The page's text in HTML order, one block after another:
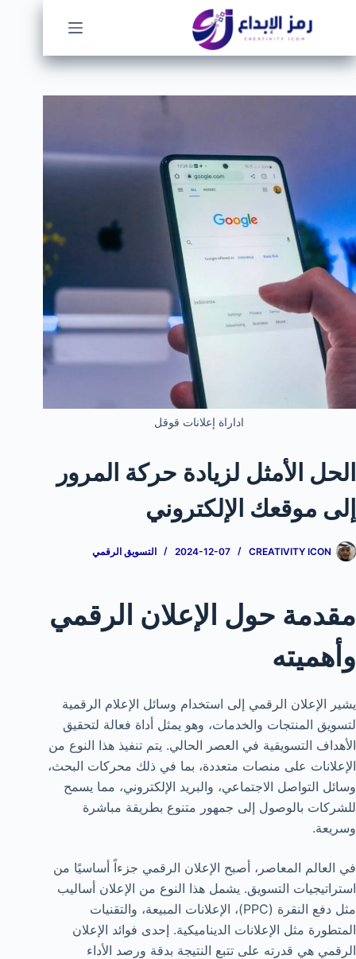
اداراة إعلانات قوقل
الحل الأمثل لزيادة حركة المرور
إلى موقعك الإلكتروني
CREATIVITY ICON
2024-12-07 التسويق الرقمي
مقدمة حول الإعلان الرقمي
وأهميته
يشير الإعلان الرقمي إلى استخدام وسائل الإعلام الرقمية
لتسويق المنتجات والخدمات، وهو يمثل أداة فعالة لتحقيق
الأهداف التسويقية في العصر الحالي. يتم تنفيذ هذا النوع من
الإعلانات على منصات متعددة، بما في ذلك محركات البحث،
وسائل التواصل الاجتماعي، والبريد الإلكتروني، مما يسمح
للشركات بالوصول إلى جمهور متنوع بطريقة مباشرة
وسريعة.
في العالم المعاصر، أصبح الإعلان الرقمي جزءاً أساسيًا من
استراتيجيات التسويق. يشمل هذا النوع من الإعلان أساليب
مثل دفع النقرة (PPC)، الإعلانات المبيعة، والتقنيات
المتطورة مثل الإعلانات الديناميكية. إحدى فوائد الإعلان
الرقمي هي قدرته على تتبع النتيجة بدقة ورصد الأداء